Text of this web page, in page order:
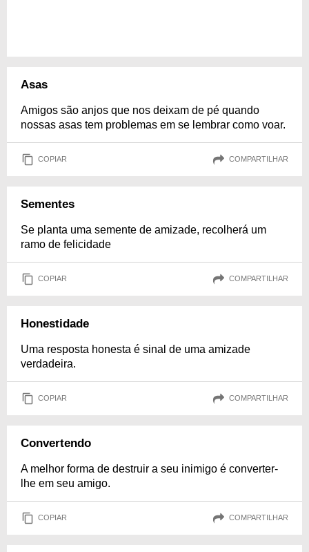
Asas
Amigos são anjos que nos deixam de pé quando
nossas asas tem problemas em se lembrar como voar.
COPIAR COMPARTILHAR
Sementes
Se planta uma semente de amizade, recolherá um
ramo de felicidade
COPIAR COMPARTILHAR
Honestidade
Uma resposta honesta é sinal de uma amizade
verdadeira.
COPIAR COMPARTILHAR
Convertendo
A melhor forma de destruir a seu inimigo é converter-
lhe em seu amigo.
COPIAR COMPARTILHAR